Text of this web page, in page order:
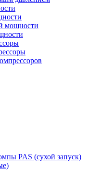
мощности
PAS (сухой запуск)